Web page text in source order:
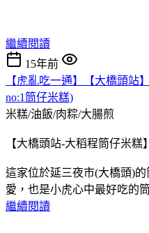
繼續閱讀
15年前
【虎亂吃一通】【大橋頭站
no:1筒仔米糕)
米糕/油飯/肉粽/大腸煎
【大橋頭站-大稻程筒仔
這家位於延三夜市(大橋頭)
愛，也是小虎心中最好吃的
繼續閱讀